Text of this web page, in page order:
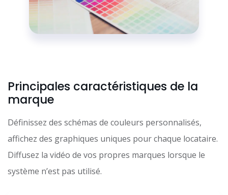
Principales caractéristiques de la
marque
Définissez des schémas de couleurs personnalisés,
affichez des graphiques uniques pour chaque locataire.
Diffusez la vidéo de vos propres marques lorsque le
système n’est pas utilisé.